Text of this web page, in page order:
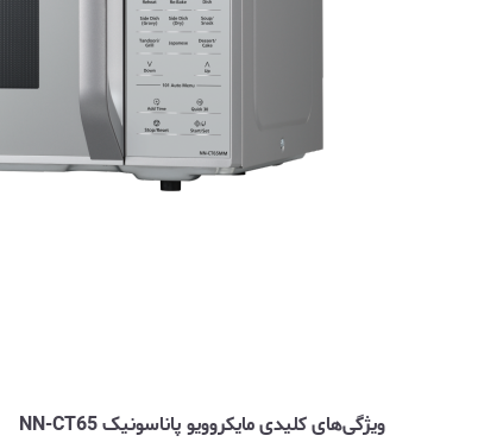
ویژگی‌های کلیدی مایکروویو پاناسونیک NN-CT65